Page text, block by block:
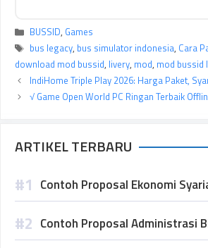
Kategori
BUSSID, Games
Tag
bus legacy, bus simulator indonesia, Cara
download mod bussid, livery, mod, mod bussid
IndiHome Triple Play 2026: Harga Paket,
√ Game Open World PC Ringan Terbaik
ARTIKEL TERBARU
Contoh Proposal Ekonomi
Contoh Proposal Administrasi